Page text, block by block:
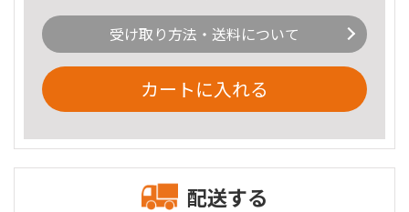
受け取り方法・送料について
カートに入れる
配送する